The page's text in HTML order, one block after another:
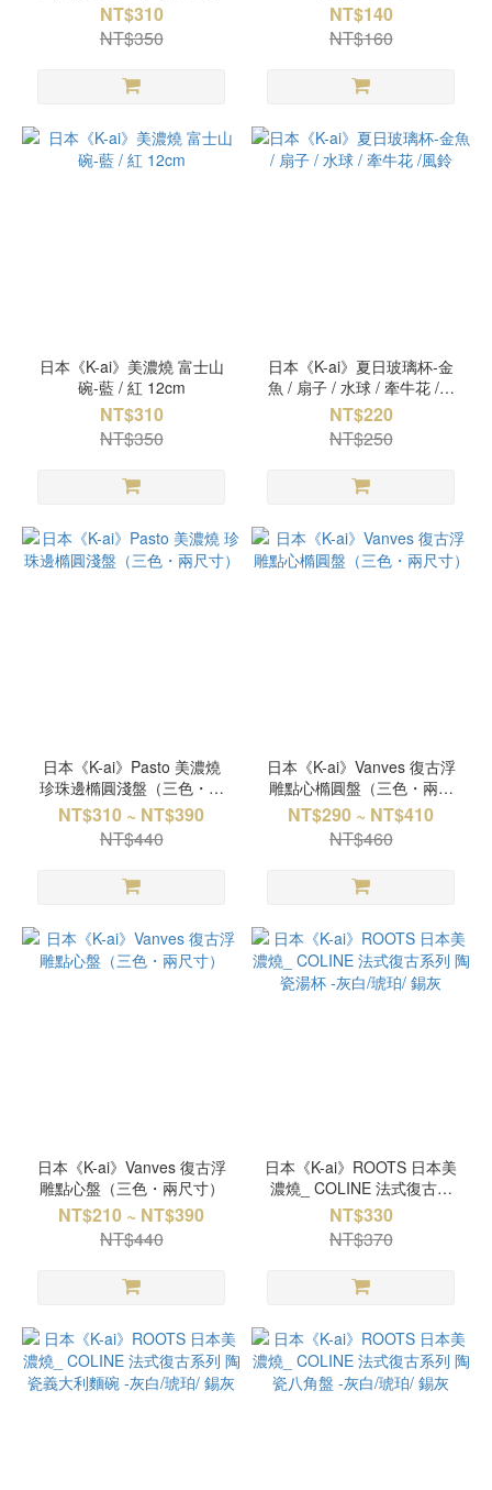
NT$310
NT$350
NT$140
NT$160
日本《K-ai》美濃燒 富士山
碗-藍 / 紅 12cm
NT$310
NT$350
日本《K-ai》夏日玻璃杯-金
魚 / 扇子 / 水球 / 牽牛花 /風
鈴
NT$220
NT$250
日本《K-ai》Pasto 美濃燒
珍珠邊橢圓淺盤（三色・兩
尺寸）
NT$310 ~ NT$390
NT$440
日本《K-ai》Vanves 復古浮
雕點心橢圓盤（三色・兩尺
寸）
NT$290 ~ NT$410
NT$460
日本《K-ai》Vanves 復古浮
雕點心盤（三色・兩尺寸）
NT$210 ~ NT$390
NT$440
日本《K-ai》ROOTS 日本美
濃燒_ COLINE 法式復古系
列 陶瓷湯杯 -灰白/琥珀/ 錫灰
NT$330
NT$370